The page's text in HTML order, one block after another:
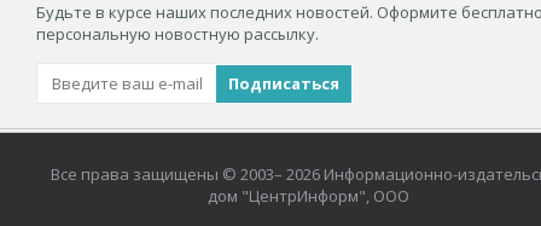
Будьте в курсе наших последних новостей. Оформите
персональную новостную рассылку.
Все права защищены © 2003– 2026 Информационно-
дом "ЦентрИнформ", ООО